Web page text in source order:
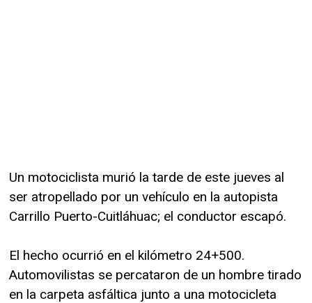
Un motociclista murió la tarde de este jueves al
ser atropellado por un vehículo en la autopista
Carrillo Puerto-Cuitláhuac; el conductor escapó.
El hecho ocurrió en el kilómetro 24+500.
Automovilistas se percataron de un hombre tirado
en la carpeta asfáltica junto a una motocicleta